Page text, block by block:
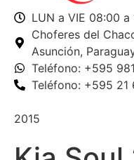
LUN a VIE 08:00
Choferes del
Asunción,
Teléfono: +595
Teléfono: +595 21
2015